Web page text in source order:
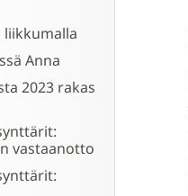
liikkumalla
Anna
2023 rakas
vastaanotto